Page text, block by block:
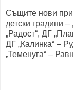
Същите нови
детски градини
„Радост“, ДГ
ДГ „Калинка“ –
„Теменуга“ –